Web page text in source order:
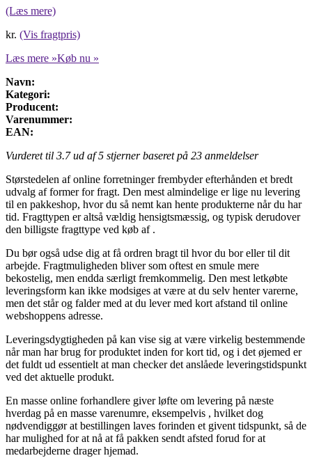
(Læs mere)
kr. (Vis fragtpris)
Læs mere »Køb nu »
Navn:
Kategori:
Producent:
Varenummer:
EAN:
Vurderet til 3.7ud af 5 stjerner baseret på 23 anmeldelser
Størstedelen af online forretninger frembyder efterhånden et bredt
udvalg af former for fragt. Den mest almindelige er lige nu levering
til en pakkeshop, hvor du så nemt kan hente produkterne når du har
tid. Fragttypen er altså vældig hensigtsmæssig, og typisk derudover
den billigste fragttype ved køb af .
Du bør også udse dig at få ordren bragt til hvor du bor eller til dit
arbejde. Fragtmuligheden bliver som oftest en smule mere
bekostelig, men endda særligt fremkommelig. Den mest letkøbte
leveringsform kan ikke modsiges at være at du selv henter varerne,
men det står og falder med at du lever med kort afstand til online
webshoppens adresse.
Leveringsdygtigheden på kan vise sig at være virkelig bestemmende
når man har brug for produktet inden for kort tid, og i det øjemed er
det fuldt ud essentielt at man checker det anslåede leveringstidspunkt
ved det aktuelle produkt.
En masse online forhandlere giver løfte om levering på næste
hverdag på en masse varenumre, eksempelvis , hvilket dog
nødvendiggør at bestillingen laves forinden et givent tidspunkt, så de
har mulighed for at nå at få pakken sendt afsted forud for at
medarbejderne drager hjemad.